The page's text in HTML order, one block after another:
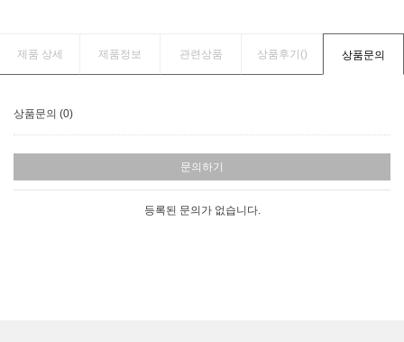
제품 상세 제품정보 관련상품 상품후기() 상품문의
상품문의 (0)
문의하기
등록된 문의가 없습니다.